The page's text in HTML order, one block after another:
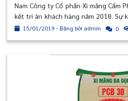
Nam Công ty Cổ phần Xi măng Cẩm
kết tri ân khách hàng năm 2018. Sự
niên của công ty nhằm tri ân các
15/01/2019 - Đăng bởi admin 0